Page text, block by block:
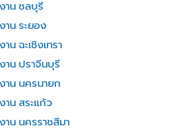
าน ชลบุรี
าน ระยอง
น ฉะเชิงเทรา
าน ปราจีนบุรี
าน นครนายก
าน สระแก้ว
าน นครราชสีมา